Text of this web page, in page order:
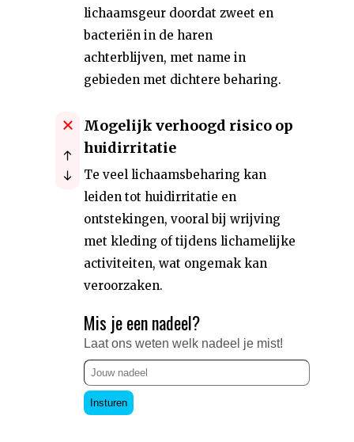
lichaamsgeur doordat zweet en
bacteriën in de haren
achterblijven, met name in
gebieden met dichtere beharing.
Mogelijk verhoogd risico op
huidirritatie
Te veel lichaamsbeharing kan
leiden tot huidirritatie en
ontstekingen, vooral bij wrijving
met kleding of tijdens lichamelijke
activiteiten, wat ongemak kan
veroorzaken.
Mis je een nadeel?
Laat ons weten welk nadeel je mist!
Insturen